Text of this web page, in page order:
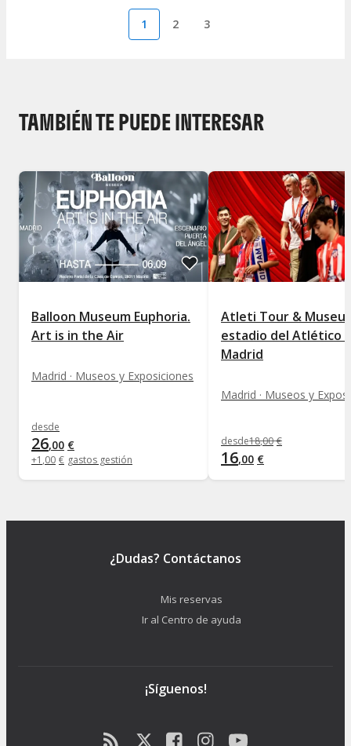
1 2 3
TAMBIÉN TE PUEDE INTERESAR
Balloon Museum Euphoria.
Art is in the Air
Madrid · Museos y Exposiciones
desde
26,00 €
+1 ,00 € gastos gestión
Atleti Tour &
estadio del Atlético
Madrid
Madrid · Museos y
desde18,00 €
16,00 €
¿Dudas? Contáctanos
Mis reservas
Ir al Centro de ayuda
¡Síguenos!